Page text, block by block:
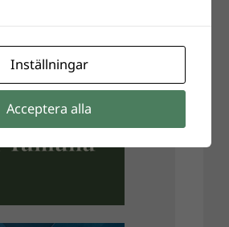
Inställningar
Acceptera alla